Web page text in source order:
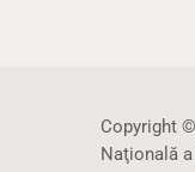
Copyright
Naţională